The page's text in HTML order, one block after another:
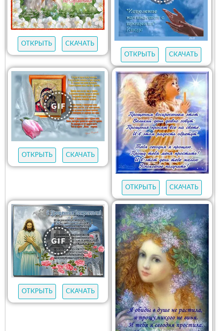
ОТКРЫТЬ
СКАЧАТЬ
ОТКРЫТЬ
СКАЧАТЬ
ОТКРЫТЬ СКАЧАТЬ
ОТКРЫТЬ СКАЧАТЬ
ОТКРЫТЬ СКАЧАТЬ